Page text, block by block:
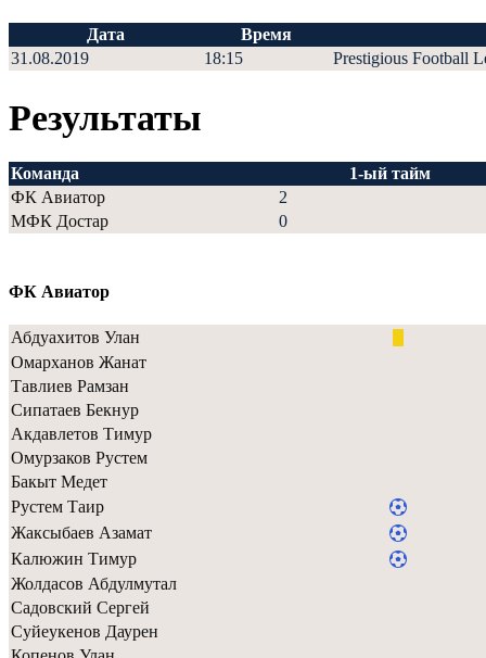
Дата
Время
31.08.2019
18:15 Prestigious Football
Результаты
Команда
1-ый тайм
ФК Авиатор
2
МФК Достар
0
ФК Авиатор
Абдуахитов Улан
Омарханов Жанат
Тавлиев Рамзан
Сипатаев Бекнур
Акдавлетов Тимур
Омурзаков Рустем
Бакыт Медет
Рустем Таир
Жаксыбаев Азамат
Калюжин Тимур
Жолдасов Абдулмутал
Садовский Сергей
Суйеукенов Даурен